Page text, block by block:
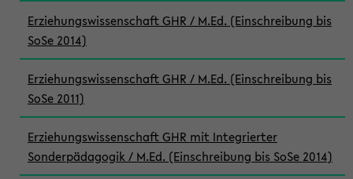
Erziehungswissenschaft GHR / M.Ed. (Einschreibung bis
SoSe 2014)
Erziehungswissenschaft GHR / M.Ed. (Einschreibung bis
SoSe 2011)
Erziehungswissenschaft GHR mit Integrierter
Sonderpädagogik / M.Ed. (Einschreibung bis SoSe 2014)